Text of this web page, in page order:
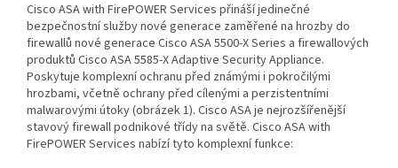
Cisco ASA with FirePOWER Services přináší jedinečné
bezpečnostní služby nové generace zaměřené na hrozby do
firewallů nové generace Cisco ASA 5500-X Series a firewallových
produktů Cisco ASA 5585-X Adaptive Security Appliance.
Poskytuje komplexní ochranu před známými i pokročilými
hrozbami, včetně ochrany před cílenými a perzistentními
malwarovými útoky (obrázek 1). Cisco ASA je nejrozšířenější
stavový firewall podnikové třídy na světě. Cisco ASA with
FirePOWER Services nabízí tyto komplexní funkce: